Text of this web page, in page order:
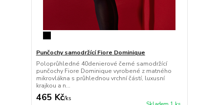
Punčochy samodržící Fiore Dominique
Poloprůhledné 40denierové černé samodržící
punčochy Fiore Dominique vyrobené z matného
mikrovlákna s průhlednou vrchní částí, luxusní
krajkou a n...
465 Kč/ks